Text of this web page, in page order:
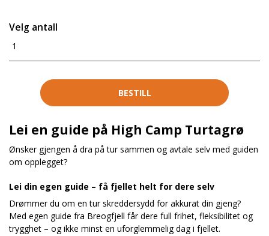
Velg antall
1
BESTILL
Lei en guide på High Camp Turtagrø
Ønsker gjengen å dra på tur sammen og avtale selv med guiden
om opplegget?
Lei din egen guide – få fjellet helt for dere selv
Drømmer du om en tur skreddersydd for akkurat din gjeng?
Med egen guide fra Breogfjell får dere full frihet, fleksibilitet og
trygghet – og ikke minst en uforglemmelig dag i fjellet.